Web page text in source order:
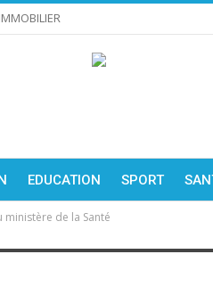
IMMOBILIER
EDUCATION SPORT
ministère de la Santé